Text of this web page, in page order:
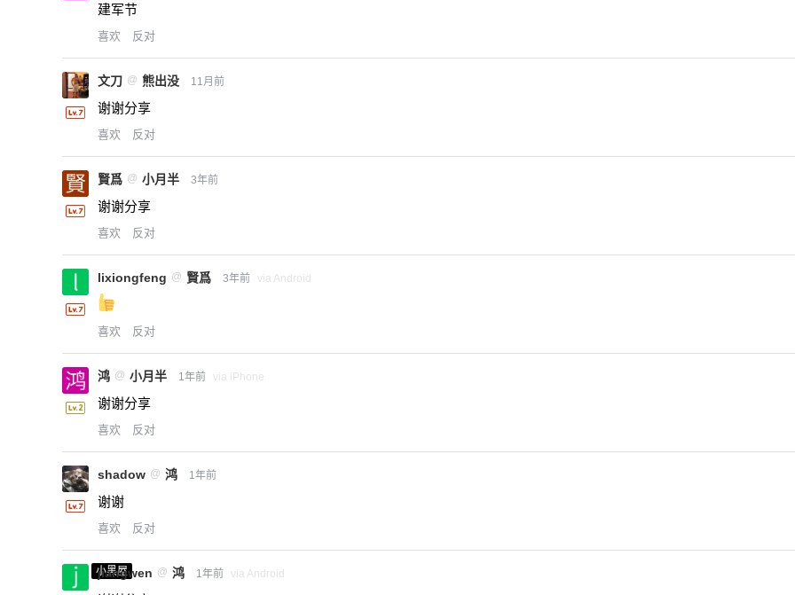
建军节
喜欢 反对
文刀 @ 熊出没 11月前
谢谢分享
喜欢 反对
賢爲 @ 小月半 3年前
谢谢分享
喜欢 反对
lixiongfeng @ 賢爲 3年前 via Android
喜欢 反对
鸿 @ 小月半 1年前 via iPhone
谢谢分享
喜欢 反对
shadow @ 鸿 1年前
谢谢
喜欢 反对
小黑屋
jiangwen @ 鸿 1年前 via Android